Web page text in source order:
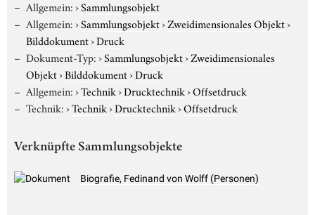
Allgemein:›Sammlungsobjekt
Allgemein:›Sammlungsobjekt›Zweidimensionales Objekt›
Bilddokument›Druck
Dokument-Typ:›Sammlungsobjekt›Zweidimensionales
Objekt›Bilddokument›Druck
Allgemein:›Technik›Drucktechnik›Offsetdruck
Technik:›Technik›Drucktechnik›Offsetdruck
Verknüpfte Sammlungsobjekte
Biografie, Fedinand von Wolff (Personen)